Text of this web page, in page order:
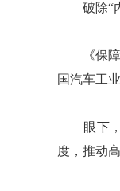
破除“内
《保障中
国汽车工
眼下，
度，推动